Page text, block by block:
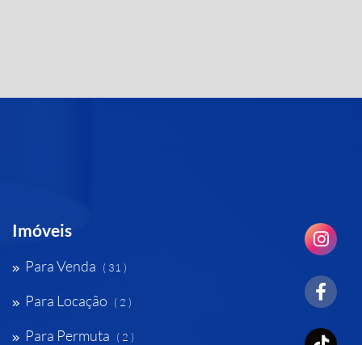
Imóveis
Para Venda ( 31 )
Para Locação ( 2 )
Para Permuta ( 2 )